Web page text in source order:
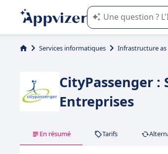
L'IA de Appvizer
Services informatiques Infrastructure as
CityPassenger :
Entreprises
En résumé Tarifs